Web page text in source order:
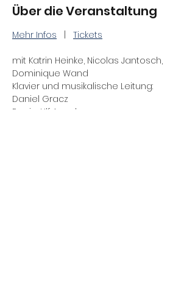
Über die Veranstaltung
Mehr Infos Tickets
mit Katrin Heinke, Nicolas Jantosch,
Dominique Wand
Klavier und musikalische Leitung:
Daniel Gracz
Regie: Ulf Annel